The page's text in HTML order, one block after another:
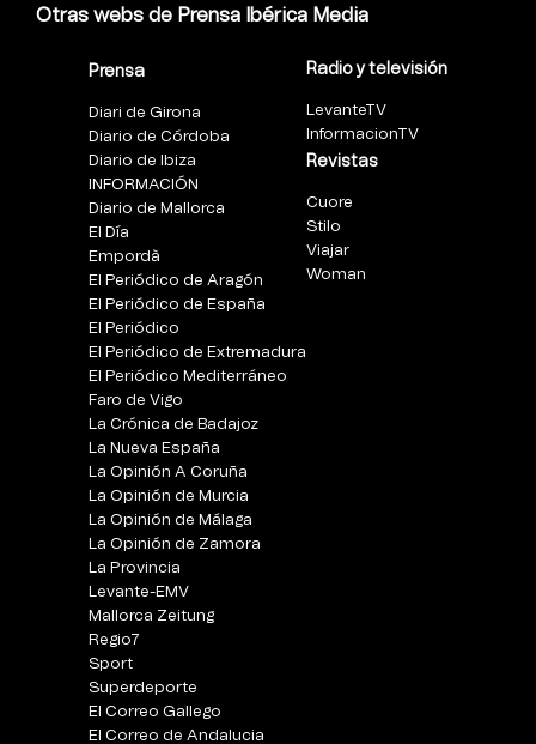
Otras webs de Prensa Ibérica Media
Prensa
Diari de Girona
Diario de Córdoba
Diario de Ibiza
INFORMACIÓN
Diario de Mallorca
El Día
Empordà
El Periódico de Aragón
El Periódico de España
El Periódico
El Periódico de Extremadura
El Periódico Mediterráneo
Faro de Vigo
La Crónica de Badajoz
La Nueva España
La Opinión A Coruña
La Opinión de Murcia
La Opinión de Málaga
La Opinión de Zamora
La Provincia
Levante-EMV
Mallorca Zeitung
Regio7
Sport
Superdeporte
El Correo Gallego
El Correo de Andalucia
Radio y televisión
LevanteTV
InformacionTV
Revistas
Cuore
Stilo
Viajar
Woman